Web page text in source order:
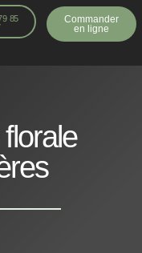
85
Commander
en ligne